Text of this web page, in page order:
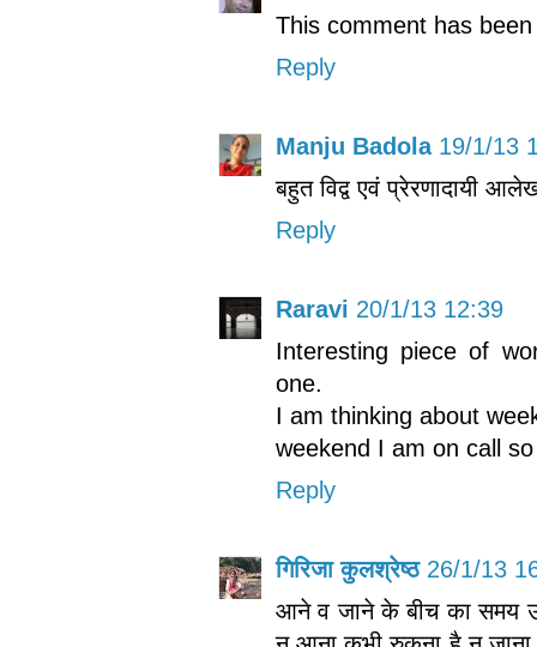
This comment has
Reply
Manju Badola 19/1/13
बहुत विद्व एवं प्रेरणादायी
Reply
Raravi 20/1/13 12:39
Interesting piece of
one.
I am thinking about
weekend I am on call
Reply
गिरिजा कुलश्रेष्ठ 26/1/13
आने व जाने के बीच का समय